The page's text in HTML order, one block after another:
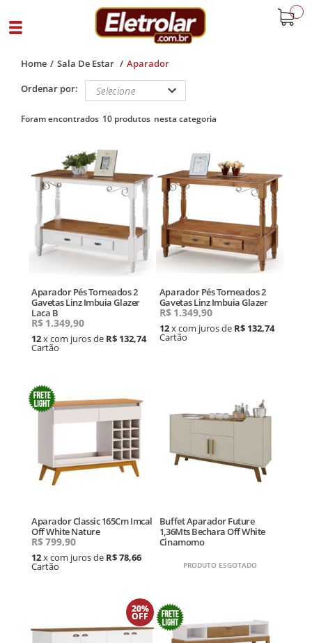
Home Sala De Estar Aparador
10 produtos
Ordenar por:
Aparador Pés Torneados 2
Gavetas Linz Imbuia Glazer
Laca B
R$ 1.349,90
12x com juros de R$ 132,74
Cartão
Aparador Pés Torneados 2
Gavetas Linz Imbuia Glazer
R$ 1.349,90
12x com juros de R$ 132,74
Cartão
Aparador Classic 165Cm Imcal
Off White Nature
R$799,90
12x com juros de R$ 78,66
Cartão
Buffet Aparador Future
1,36Mts Bechara Off White
Cinamomo
PRODUTO ESGOTADO
20%
OFF